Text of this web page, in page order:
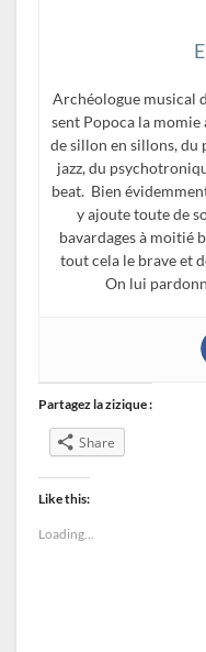
Archéologue musical
sent Popoca la momie
de sillon en sillons, du
jazz, du
beat. Bien
y ajoute toute de
bavardages à moitié
tout cela le brave et
On lui
Partagez la zizique :
Share
Like this:
Loading...